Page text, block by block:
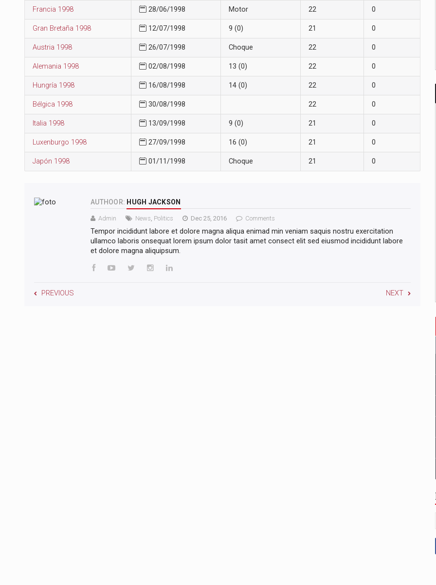
Francia 1998 28/06/1998 Motor 22 0
Gran Bretaña 1998 12/07/1998 9 (0) 21 0
Austria 1998 26/07/1998 Choque 22 0
Alemania 1998 02/08/1998 13 (0) 22 0
Hungría 1998 16/08/1998 14 (0) 22 0
Bélgica 1998 30/08/1998 22 0
Italia 1998 13/09/1998 9 (0) 21 0
Luxenburgo 1998 27/09/1998 16 (0) 21 0
Japón 1998 01/11/1998 Choque 21 0
AUTHOOR: HUGH JACKSON
Admin News Politics Dec 25, 2016 Comments
Tempor incididunt labore et dolore magna aliqua enimad min veniam saquis nostru exercitation
ullamco laboris onsequat lorem ipsum dolor tasit amet consect elit sed eiusmod incididunt labore
et dolore magna aliquipsum.
PREVIOUS NEXT